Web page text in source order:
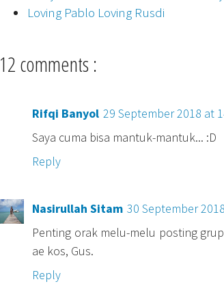
Loving Pablo Loving Rusdi
12 comments :
Rifqi Banyol 29 September 2018 at
Saya cuma bisa mantuk-mantuk... :D
Reply
Nasirullah Sitam 30 September
Penting orak melu-melu posting
ae kos, Gus.
Reply